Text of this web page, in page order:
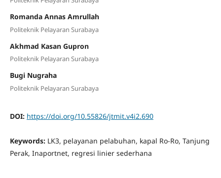
Romanda Annas Amrullah
Politeknik Pelayaran Surabaya
Akhmad Kasan Gupron
Politeknik Pelayaran Surabaya
Bugi Nugraha
Politeknik Pelayaran Surabaya
DOI: https://doi.org/10.55826/jtmit.v4i2.690
Keywords: LK3, pelayanan pelabuhan, kapal Ro-Ro, Tanjung
Perak, Inaportnet, regresi linier sederhana